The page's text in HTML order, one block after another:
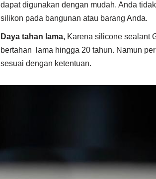
dapat digunakan dengan mudah. Anda
silikon pada bangunan atau barang Anda.
Daya tahan lama, Karena silicone sealant
bertahan lama hingga 20 tahun. Namun
sesuai dengan ketentuan.